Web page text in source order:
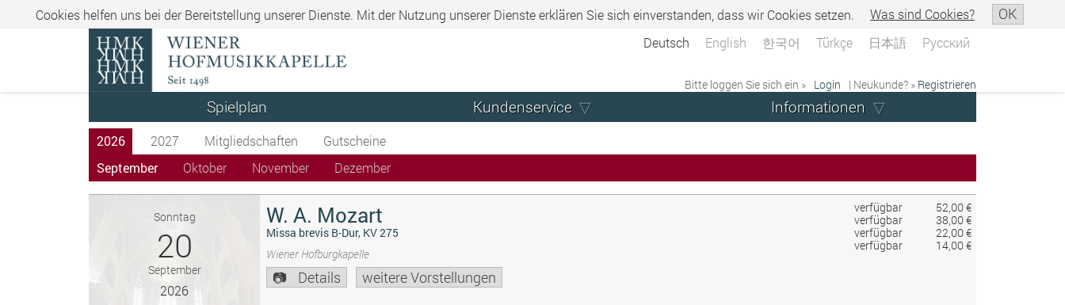
Cookies helfen uns bei der Bereitstellung unserer Dienste. Mit der Nutzung unserer Dienste erklären Sie sich einverstanden, dass wir Cookies setzen. Was sind Cookies? OK
Deutsch English 한국어 Türkçe 日本語 Русский
Bitte loggen Sie sich ein » Login | Neukunde? » Registrieren
Spielplan Kundenservice Informationen
2026 2027 Mitgliedschaften
Gutscheine
September
Oktober November Dezember
verfügbar
52,00 €
verfügbar
38,00 €
verfügbar
22,00 €
verfügbar
14,00 €
Sonntag
20
September
2026
W. A. Mozart
Missa brevis B-Dur, KV 275
Wiener Hofburgkapelle
Details weitere Vorstellungen